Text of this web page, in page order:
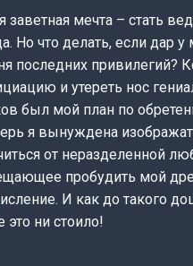
заветная мечта – стать
Но что делать, если дар
последних привилегий?
и утереть нос
был мой план по
я вынуждена
от неразделенной
пробудить мой
И как до такого
это ни стоило!